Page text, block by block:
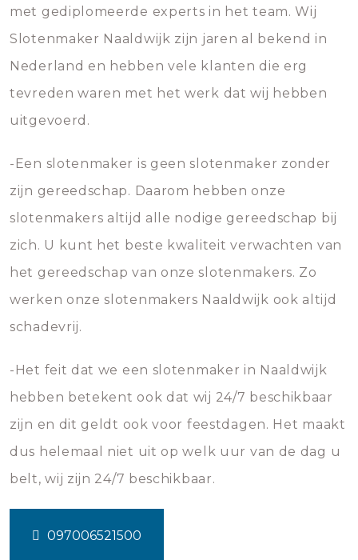
met gediplomeerde experts in het team. Wij
Slotenmaker Naaldwijk zijn jaren al bekend in
Nederland en hebben vele klanten die erg
tevreden waren met het werk dat wij hebben
uitgevoerd.
-Een slotenmaker is geen slotenmaker zonder
zijn gereedschap. Daarom hebben onze
slotenmakers altijd alle nodige gereedschap bij
zich. U kunt het beste kwaliteit verwachten van
het gereedschap van onze slotenmakers. Zo
werken onze slotenmakers Naaldwijk ook altijd
schadevrij.
-Het feit dat we een slotenmaker in Naaldwijk
hebben betekent ook dat wij 24/7 beschikbaar
zijn en dit geldt ook voor feestdagen. Het maakt
dus helemaal niet uit op welk uur van de dag u
belt, wij zijn 24/7 beschikbaar.
097006521500